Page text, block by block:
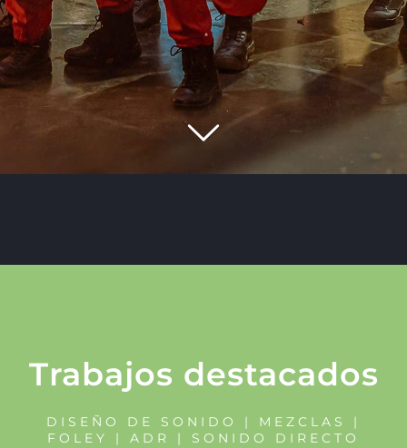
Trabajos destacados
DISEÑO DE SONIDO | MEZCLAS |
FOLEY | ADR | SONIDO DIRECTO